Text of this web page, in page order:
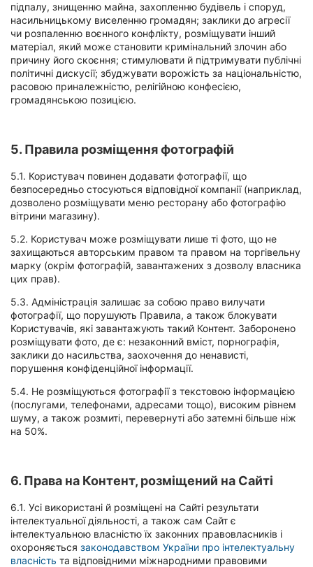
підпалу, знищенню майна, захопленню будівель і споруд,
насильницькому виселенню громадян; заклики до агресії
чи розпаленню воєнного конфлікту, розміщувати інший
матеріал, який може становити кримінальний злочин або
причину його скоєння; стимулювати й підтримувати публічні
політичні дискусії; збуджувати ворожість за національністю,
расовою приналежністю, релігійною конфесією,
громадянською позицією.
5. Правила розміщення фотографій
5.1. Користувач повинен додавати фотографії, що
безпосередньо стосуються відповідної компанії (наприклад,
дозволено розміщувати меню ресторану або фотографію
вітрини магазину).
5.2. Користувач може розміщувати лише ті фото, що не
захищаються авторським правом та правом на торгівельну
марку (окрім фотографій, завантажених з дозволу власника
цих прав).
5.3. Адміністрація залишає за собою право вилучати
фотографії, що порушують Правила, а також блокувати
Користувачів, які завантажують такий Контент. Заборонено
розміщувати фото, де є: незаконний вміст, порнографія,
заклики до насильства, заохочення до ненависті,
порушення конфіденційної інформації.
5.4. Не розміщуються фотографії з текстовою інформацією
(послугами, телефонами, адресами тощо), високим рівнем
шуму, а також розмиті, перевернуті або затемні більше ніж
на 50%.
6. Права на Контент, розміщений на Сайті
6.1. Усі використані й розміщені на Сайті результати
інтелектуальної діяльності, а також сам Сайт є
інтелектуальною власністю їх законних правовласників і
охороняється законодавством України про інтелектуальну
власність та відповідними міжнародними правовими